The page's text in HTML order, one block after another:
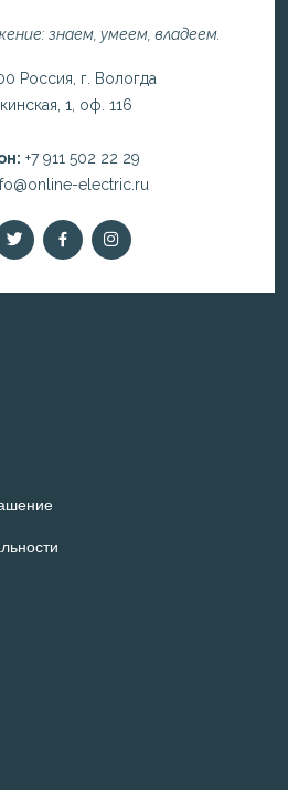
знаем, умеем, владеем.
Россия, г. Вологда
1, оф. 116
+7 911 502 22 29
electric.ru